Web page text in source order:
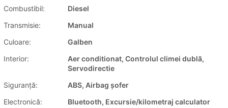
Combustibil:
Diesel
Transmisie:
Manual
Culoare:
Galben
Interior:
Aer conditionat, Controlul climei dublă,
Servodirectie
Siguranţă:
ABS, Airbag șofer
Electronică:
Bluetooth, Excursie/kilometraj calculator